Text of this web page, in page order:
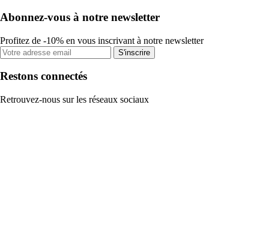
Abonnez-vous à notre newsletter
Profitez de -10% en vous inscrivant à notre newsletter
S'inscrire
Restons connectés
Retrouvez-nous sur les réseaux sociaux